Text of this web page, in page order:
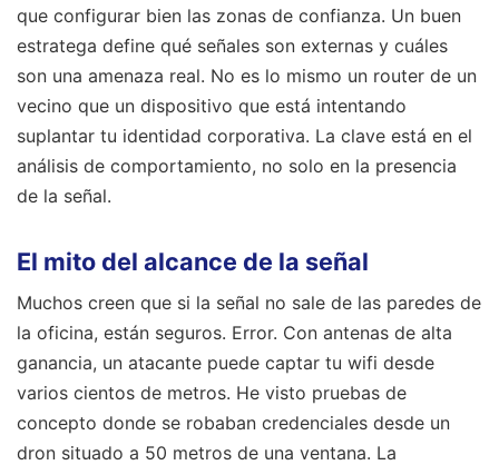
que configurar bien las zonas de confianza. Un buen
estratega define qué señales son externas y cuáles
son una amenaza real. No es lo mismo un router de un
vecino que un dispositivo que está intentando
suplantar tu identidad corporativa. La clave está en el
análisis de comportamiento, no solo en la presencia
de la señal.
El mito del alcance de la señal
Muchos creen que si la señal no sale de las paredes de
la oficina, están seguros. Error. Con antenas de alta
ganancia, un atacante puede captar tu wifi desde
varios cientos de metros. He visto pruebas de
concepto donde se robaban credenciales desde un
dron situado a 50 metros de una ventana. La